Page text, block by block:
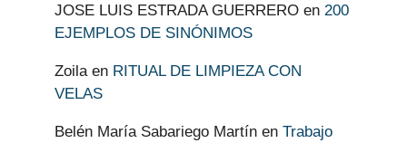
JOSE LUIS ESTRADA GUERRERO en 200
EJEMPLOS DE SINÓNIMOS
Zoilaen RITUAL DE LIMPIEZA CON
VELAS
Belén María Sabariego Martín en Trabajo